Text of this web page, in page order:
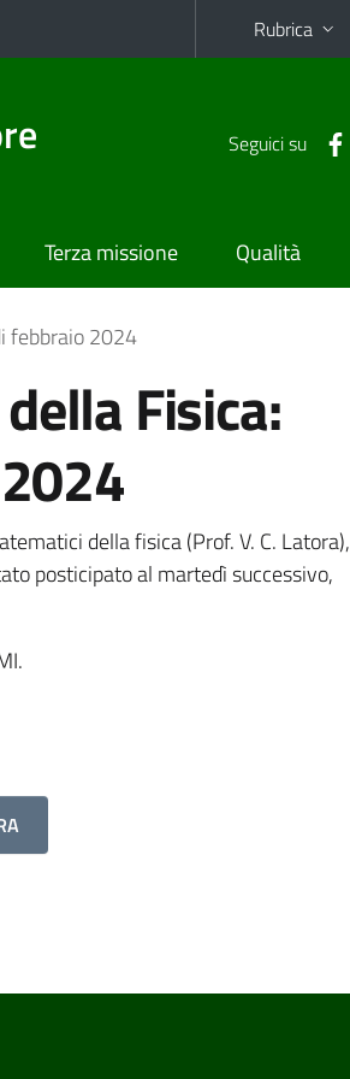
Rubrica
Seguici su
Terza missione Qualità
febbraio 2024
Fisica:
della fisica (Prof. V. C. Latora),
posticipato al martedì successivo,